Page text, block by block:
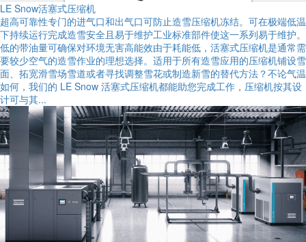
LE Snow活塞式压缩机
超高可靠性专门的进气口和出气口可防止造雪压缩机冻结。可在极端低温
下持续运行完成造雪安全且易于维护工业标准部件使这一系列易于维护。
低的带油量可确保对环境无害高能效由于耗能低，活塞式压缩机是通常需
要较少空气的造雪作业的理想选择。适用于所有造雪应用的压缩机铺设雪
面、拓宽滑雪场雪道或者寻找调整雪花或制造新雪的替代方法？不论气温
如何，我们的 LE Snow 活塞式压缩机都能助您完成工作，压缩机按其设
计可与其...